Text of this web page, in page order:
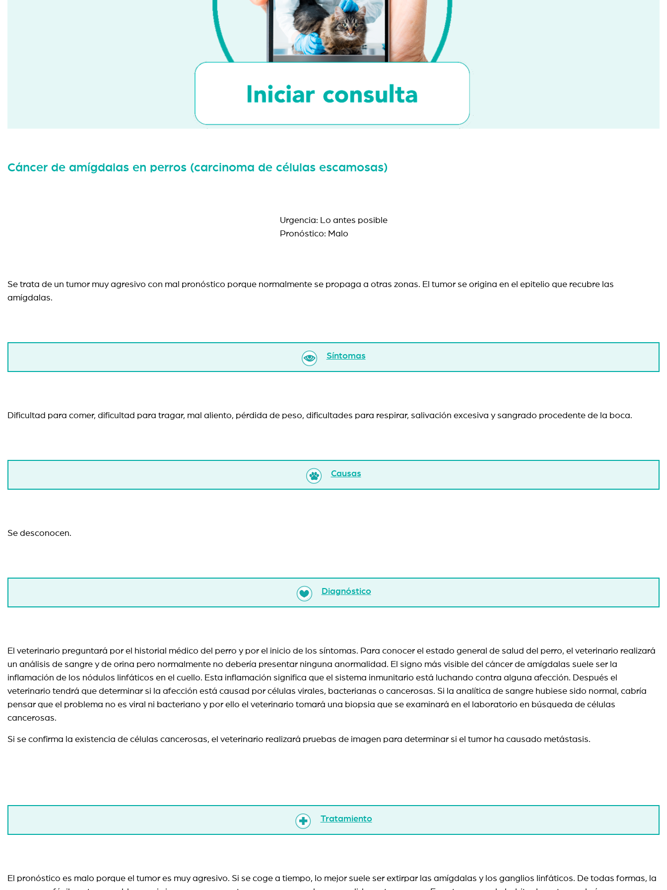
Cáncer de amígdalas en perros (carcinoma de células escamosas)
Urgencia: Lo antes posible
Pronóstico: Malo
Se trata de un tumor muy agresivo con mal pronóstico porque normalmente se propaga a otras zonas. El tumor se origina en el epitelio que recubre las
amígdalas.
Síntomas
Dificultad para comer, dificultad para tragar, mal aliento, pérdida de peso, dificultades para respirar, salivación excesiva y sangrado procedente de la boca.
Causas
Se desconocen.
Diagnóstico
El veterinario preguntará por el historial médico del perro y por el inicio de los síntomas. Para conocer el estado general de salud del perro, el veterinario realizará
un análisis de sangre y de orina pero normalmente no debería presentar ninguna anormalidad. El signo más visible del cáncer de amígdalas suele ser la
inflamación de los nódulos linfáticos en el cuello. Esta inflamación significa que el sistema inmunitario está luchando contra alguna afección. Después el
veterinario tendrá que determinar si la afección está causad por células virales, bacterianas o cancerosas. Si la analítica de sangre hubiese sido normal, cabría
pensar que el problema no es viral ni bacteriano y por ello el veterinario tomará una biopsia que se examinará en el laboratorio en búsqueda de células
cancerosas.
Si se confirma la existencia de células cancerosas, el veterinario realizará pruebas de imagen para determinar si el tumor ha causado metástasis.
Tratamiento
El pronóstico es malo porque el tumor es muy agresivo. Si se coge a tiempo, lo mejor suele ser extirpar las amígdalas y los ganglios linfáticos. De todas formas, la